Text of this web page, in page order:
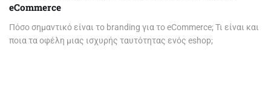
eCommerce
Πόσο σημαντικό είναι το branding για το eCommerce; Τι είναι και
ποια τα οφέλη μιας ισχυρής ταυτότητας ενός eshop;